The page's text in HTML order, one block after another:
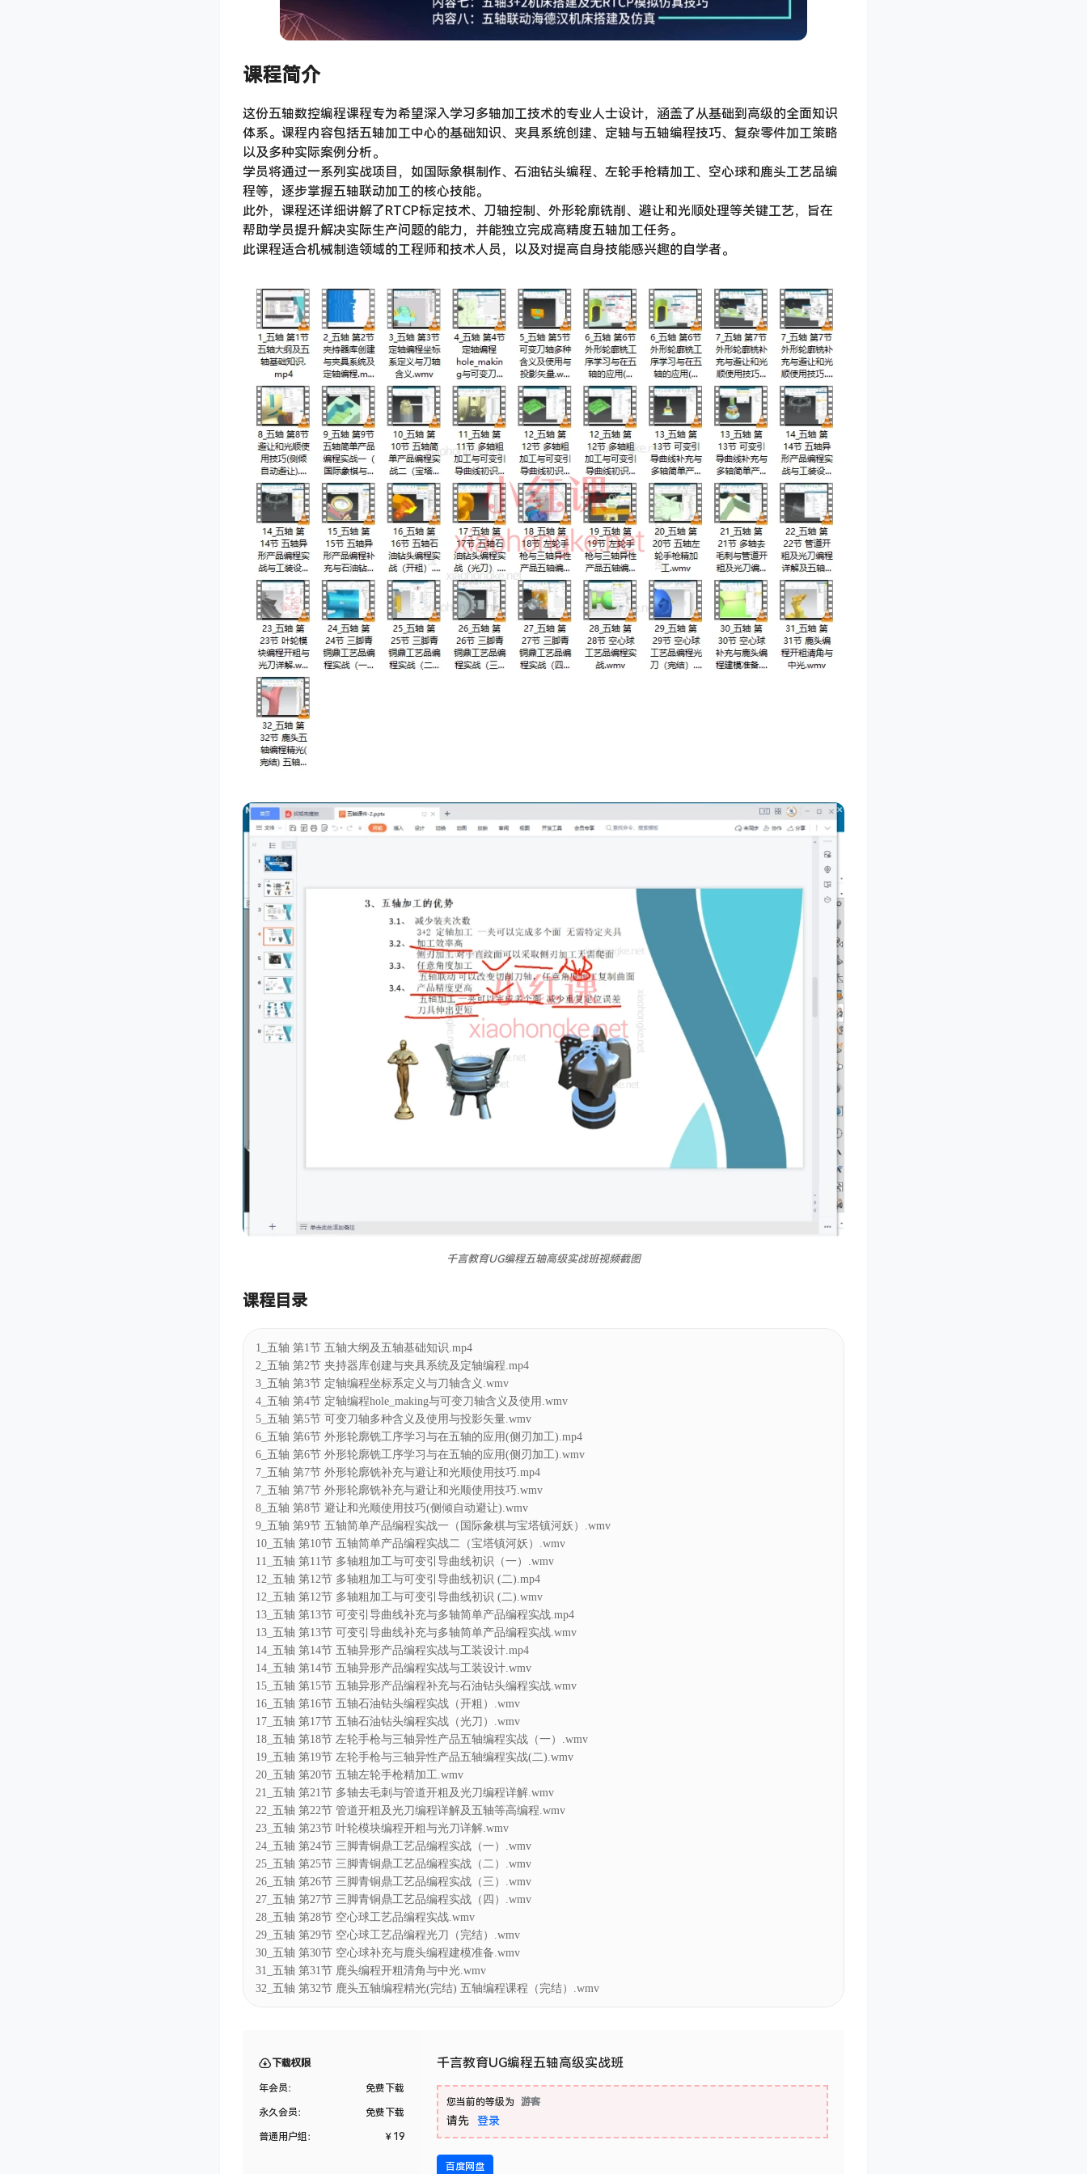
课程简介
这份五轴数控编程课程专为希望深入学习多轴加工技术的专业人士设计，涵盖了从基础到高级的全面知识
体系。课程内容包括五轴加工中心的基础知识、夹具系统创建、定轴与五轴编程技巧、复杂零件加工策略
以及多种实际案例分析。
学员将通过一系列实战项目，如国际象棋制作、石油钻头编程、左轮手枪精加工、空心球和鹿头工艺品编
程等，逐步掌握五轴联动加工的核心技能。
此外，课程还详细讲解了RTCP标定技术、刀轴控制、外形轮廓铣削、避让和光顺处理等关键工艺，旨在
帮助学员提升解决实际生产问题的能力，并能独立完成高精度五轴加工任务。
此课程适合机械制造领域的工程师和技术人员，以及对提高自身技能感兴趣的自学者。
千言教育UG编程五轴高级实战班视频截图
课程目录
1_五轴 第1节 五轴大纲及五轴基础知识.mp4
2_五轴 第2节 夹持器库创建与夹具系统及定轴编程.mp4
3_五轴 第3节 定轴编程坐标系定义与刀轴含义.wmv
4_五轴 第4节 定轴编程hole_making与可变刀轴含义及使用.wmv
5_五轴 第5节 可变刀轴多种含义及使用与投影矢量.wmv
6_五轴 第6节 外形轮廓铣工序学习与在五轴的应用(侧刃加工).mp4
6_五轴 第6节 外形轮廓铣工序学习与在五轴的应用(侧刃加工).wmv
7_五轴 第7节 外形轮廓铣补充与避让和光顺使用技巧.mp4
7_五轴 第7节 外形轮廓铣补充与避让和光顺使用技巧.wmv
8_五轴 第8节 避让和光顺使用技巧(侧倾自动避让).wmv
9_五轴 第9节 五轴简单产品编程实战一（国际象棋与宝塔镇河妖）.wmv
10_五轴 第10节 五轴简单产品编程实战二（宝塔镇河妖）.wmv
11_五轴 第11节 多轴粗加工与可变引导曲线初识（一）.wmv
12_五轴 第12节 多轴粗加工与可变引导曲线初识 (二).mp4
12_五轴 第12节 多轴粗加工与可变引导曲线初识 (二).wmv
13_五轴 第13节 可变引导曲线补充与多轴简单产品编程实战.mp4
13_五轴 第13节 可变引导曲线补充与多轴简单产品编程实战.wmv
14_五轴 第14节 五轴异形产品编程实战与工装设计.mp4
14_五轴 第14节 五轴异形产品编程实战与工装设计.wmv
15_五轴 第15节 五轴异形产品编程补充与石油钻头编程实战.wmv
16_五轴 第16节 五轴石油钻头编程实战（开粗）.wmv
17_五轴 第17节 五轴石油钻头编程实战（光刀）.wmv
18_五轴 第18节 左轮手枪与三轴异性产品五轴编程实战（一）.wmv
19_五轴 第19节 左轮手枪与三轴异性产品五轴编程实战(二).wmv
20_五轴 第20节 五轴左轮手枪精加工.wmv
21_五轴 第21节 多轴去毛刺与管道开粗及光刀编程详解.wmv
22_五轴 第22节 管道开粗及光刀编程详解及五轴等高编程.wmv
23_五轴 第23节 叶轮模块编程开粗与光刀详解.wmv
24_五轴 第24节 三脚青铜鼎工艺品编程实战（一）.wmv
25_五轴 第25节 三脚青铜鼎工艺品编程实战（二）.wmv
26_五轴 第26节 三脚青铜鼎工艺品编程实战（三）.wmv
27_五轴 第27节 三脚青铜鼎工艺品编程实战（四）.wmv
28_五轴 第28节 空心球工艺品编程实战.wmv
29_五轴 第29节 空心球工艺品编程光刀（完结）.wmv
30_五轴 第30节 空心球补充与鹿头编程建模准备.wmv
31_五轴 第31节 鹿头编程开粗清角与中光.wmv
32_五轴 第32节 鹿头五轴编程精光(完结) 五轴编程课程（完结）.wmv
下载权限
年会员： 免费下载
永久会员： 免费下载
普通用户组： ￥ 19
千言教育UG编程五轴高级实战班
您当前的等级为 游客
请先 登录
百度网盘